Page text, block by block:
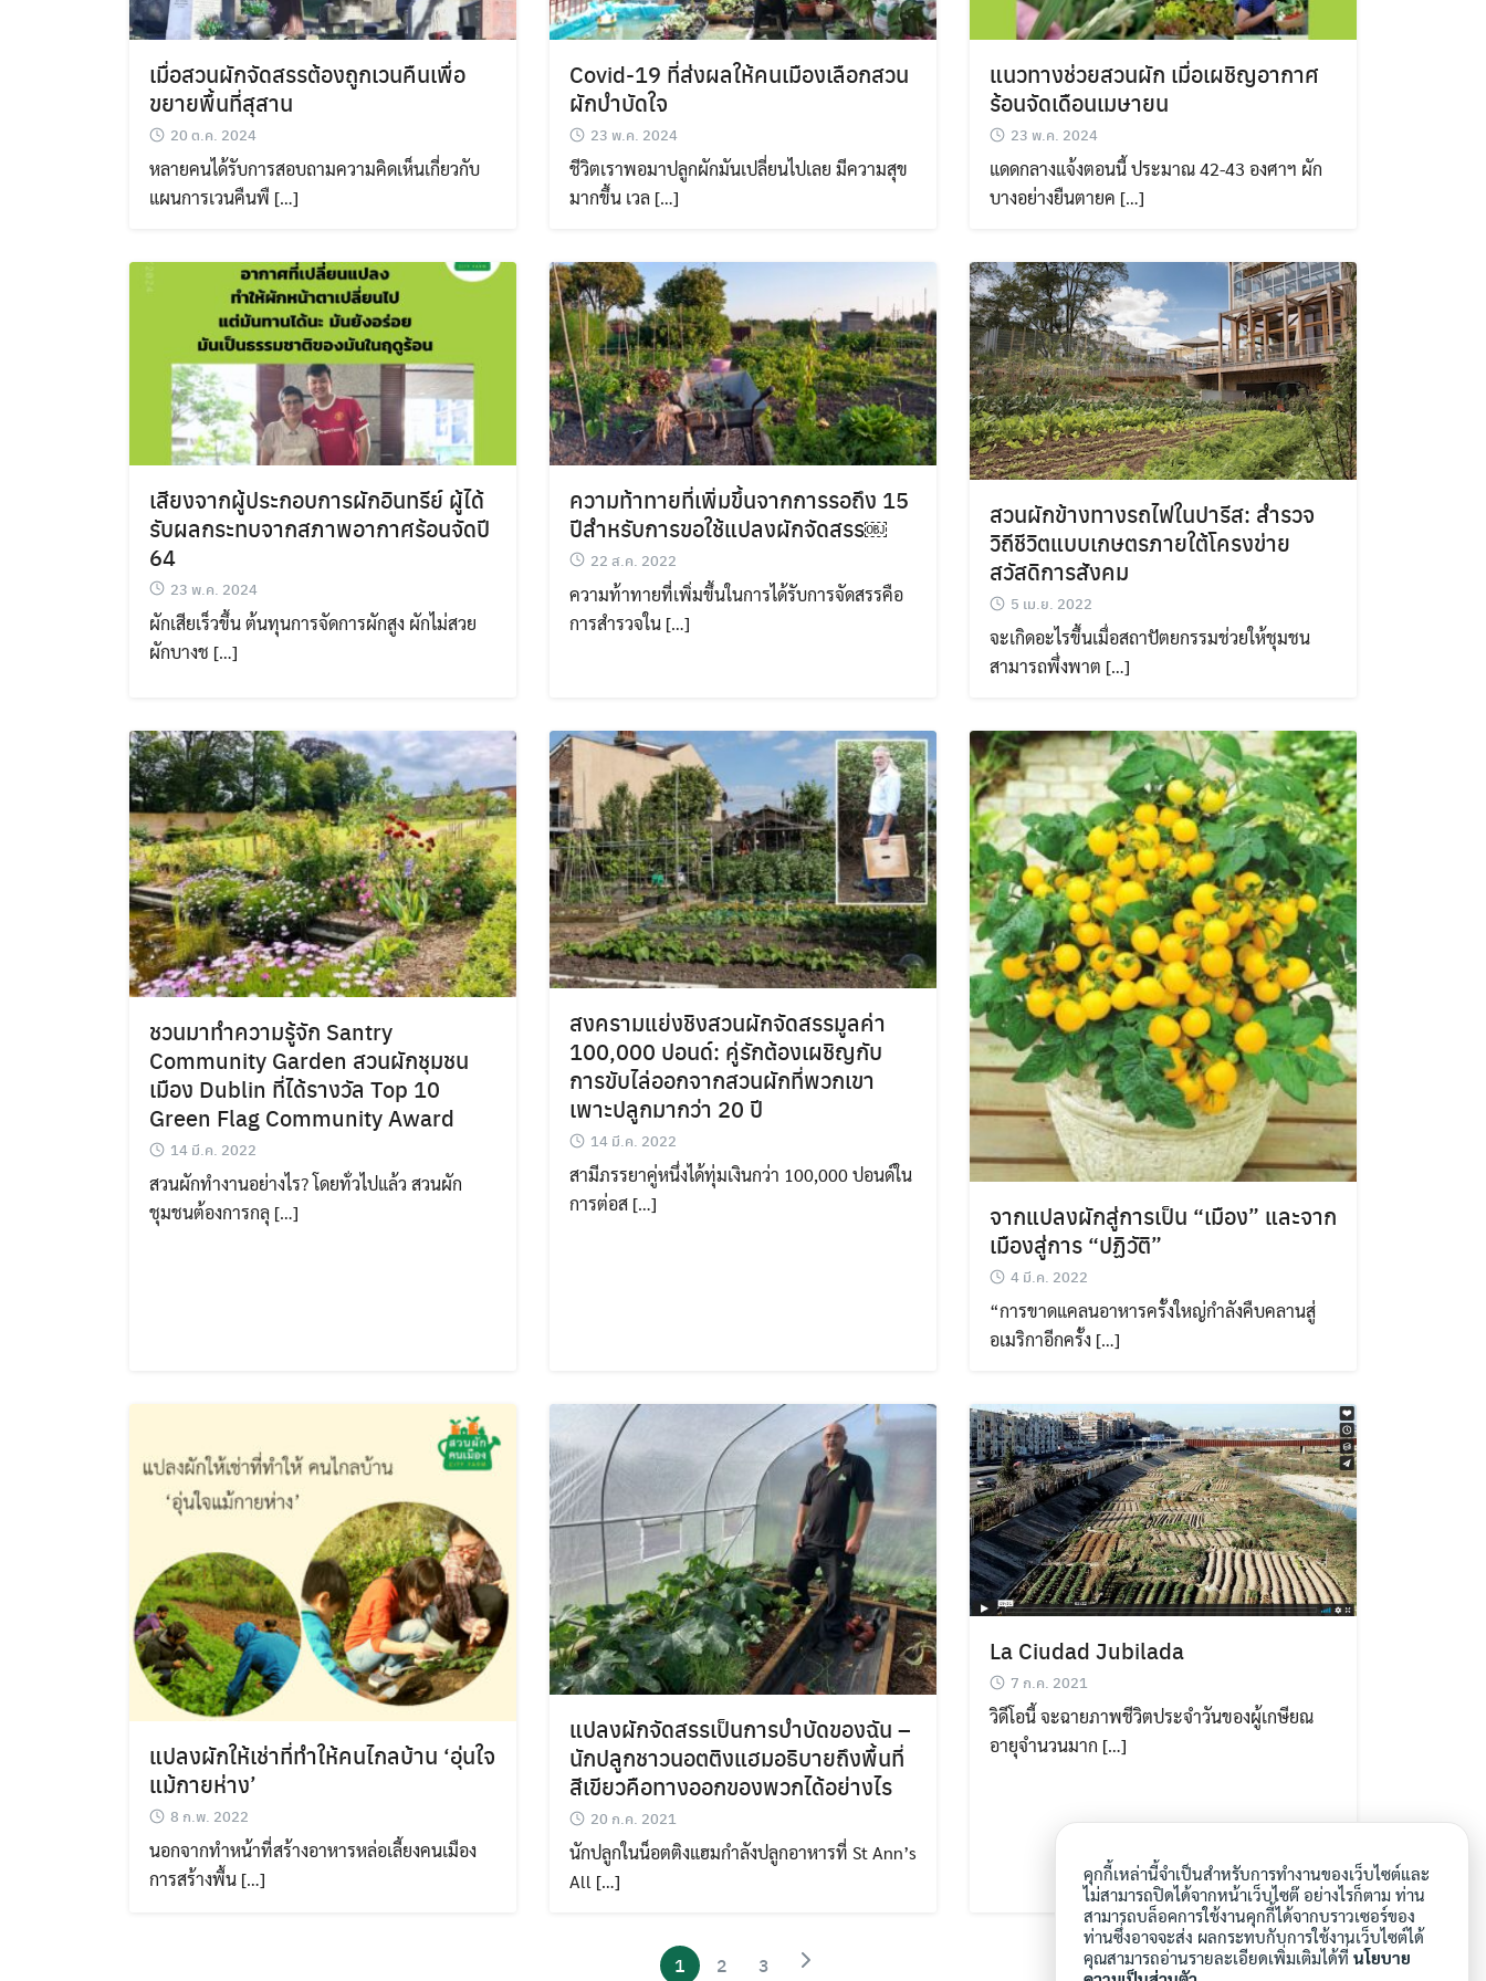
Search
for:
Search
เมื่อสวนผักจัดสรรต้องถูกเวนคืนเพื่อ
ขยายพื้นที่สุสาน
20 ต.ค. 2024
หลายคนได้รับการสอบถามความคิดเห็นเกี่ยวกับ
แผนการเวนคืนพื […]
Covid-19 ที่ส่งผลให้คนเมืองเลือกสวน
ผักบำบัดใจ
23 พ.ค. 2024
ชีวิตเราพอมาปลูกผักมันเปลี่ยนไปเลย มีความสุข
มากขึ้น เวล […]
แนวทางช่วยสวนผัก เมื่อเผชิญอากาศ
ร้อนจัดเดือนเมษายน
23 พ.ค. 2024
แดดกลางแจ้งตอนนี้ ประมาณ 42-43 องศาฯ ผัก
บางอย่างยืนตายค […]
เสียงจากผู้ประกอบการผักอินทรีย์ ผู้ได้
รับผลกระทบจากสภาพอากาศร้อนจัดปี
64
23 พ.ค. 2024
ผักเสียเร็วขึ้น ต้นทุนการจัดการผักสูง ผักไม่สวย
ผักบางช […]
ความท้าทายที่เพิ่มขึ้นจากการรอถึง 15
ปีสำหรับการขอใช้แปลงผักจัดสรร￼
22 ส.ค. 2022
ความท้าทายที่เพิ่มขึ้นในการได้รับการจัดสรรคือ
การสำรวจใน […]
สวนผักข้างทางรถไฟในปารีส: สำรวจ
วิถีชีวิตแบบเกษตรภายใต้โครงข่าย
สวัสดิการสังคม
5 เม.ย. 2022
จะเกิดอะไรขึ้นเมื่อสถาปัตยกรรมช่วยให้ชุมชน
สามารถพึ่งพาต […]
ชวนมาทำความรู้จัก Santry
Community Garden สวนผักชุมชน
เมือง Dublin ที่ได้รางวัล Top 10
Green Flag Community Award
14 มี.ค. 2022
สวนผักทำงานอย่างไร? โดยทั่วไปแล้ว สวนผัก
ชุมชนต้องการกลุ […]
สงครามแย่งชิงสวนผักจัดสรรมูลค่า
100,000 ปอนด์: คู่รักต้องเผชิญกับ
การขับไล่ออกจากสวนผักที่พวกเขา
เพาะปลูกมากว่า 20 ปี
14 มี.ค. 2022
สามีภรรยาคู่หนึ่งได้ทุ่มเงินกว่า 100,000 ปอนด์ใน
การต่อส […]
จากแปลงผักสู่การเป็น “เมือง” และจาก
เมืองสู่การ “ปฏิวัติ”
4 มี.ค. 2022
“การขาดแคลนอาหารครั้งใหญ่กำลังคืบคลานสู่
อเมริกาอีกครั้ง […]
แปลงผักให้เช่าที่ทำให้คนไกลบ้าน ‘อุ่นใจ
แม้กายห่าง’
8 ก.พ. 2022
นอกจากทำหน้าที่สร้างอาหารหล่อเลี้ยงคนเมือง
การสร้างพื้น […]
แปลงผักจัดสรรเป็นการบำบัดของฉัน –
นักปลูกชาวนอตติงแฮมอธิบายถึงพื้นที่
สีเขียวคือทางออกของพวกได้อย่างไร
20 ก.ค. 2021
นักปลูกในน็อตติงแฮมกำลังปลูกอาหารที่ St Ann’s
All […]
La Ciudad Jubilada
7 ก.ค. 2021
วิดีโอนี้ จะฉายภาพชีวิตประจำวันของผู้เกษียณ
อายุจำนวนมาก […]
1 2 3
คุกกี้เหล่านี้จำเป็นสำหรับการทำงานของเว็บไซต์และ
ไม่สามารถปิดได้จากหน้าเว็บไซต๊ อย่างไรก็ตาม ท่าน
สามารถบล็อคการใช้งานคุกกี้ได้จากบราวเซอร์ของ
ท่านซึ่งอาจจะส่ง ผลกระทบกับการใช้งานเว็บไซต์ได้
คุณสามารถอ่านรายละเอียดเพิ่มเติมได้ที่ นโยบาย